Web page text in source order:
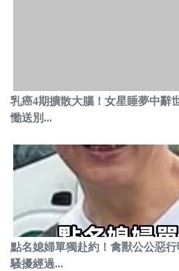
乳癌4期擴散大腦！女星睡夢中辭
慟送別...
點名媳婦單獨赴約！禽獸公公惡
騷擾經過...